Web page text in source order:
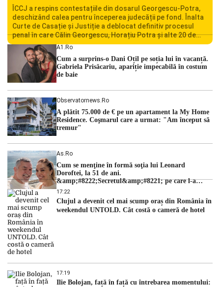
ÎCCJ a respins contestațiile din dosarul Georgescu-Potra,
deschizând calea pentru începerea judecății pe fond. Înalta
Curte de Casație și Justiție a deblocat definitiv procesul
penal în care Călin Georgescu, Horațiu Potra și alte 20 de
persoane sunt acuzați de acțiuni îndreptate împotriva
ordinii constituționale. În ședința din camera preliminară,
judecătorii de la instanța supremă au […]
A1.ro
Cum a surprins-o Dani Oțil pe soția lui în vacanță.
Gabriela Prisăcariu, apariție impecabilă în costum
de baie
Observatornews.ro
A plătit 75.000 de € pe un apartament la My Home
Residence. Coşmarul care a urmat: "Am început să
tremur"
As.ro
Cum se menţine în formă soţia lui Leonard
Doroftei, la 51 de ani.
&amp;#8222;Secretul&amp;#8221; pe care l-a
dezvăluit
17:22
Clujul a devenit cel mai scump oraș din România în
weekendul UNTOLD. Cât costă o cameră de hotel
17:19
Ilie Bolojan, față în față cu întrebarea momentului: